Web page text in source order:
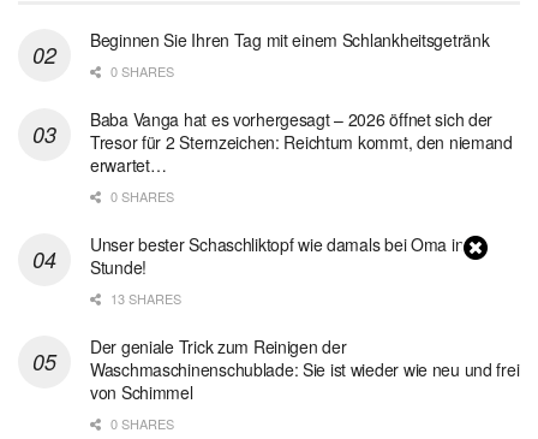
Beginnen Sie Ihren Tag mit einem Schlankheitsgetränk
0 SHARES
Baba Vanga hat es vorhergesagt – 2026 öffnet sich der
Tresor für 2 Sternzeichen: Reichtum kommt, den niemand
erwartet…
0 SHARES
Unser bester Schaschliktopf wie damals bei Oma in 1
Stunde!
13 SHARES
Der geniale Trick zum Reinigen der
Waschmaschinenschublade: Sie ist wieder wie neu und frei
von Schimmel
0 SHARES